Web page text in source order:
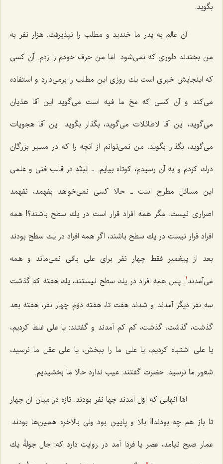
بگوید.
آن عالم به پدر ما خندید و مطلب را نپذیرفت. هزار نفر به
من بخندند طوری كه نمی‌شود. امّا من حرف خودم را زدم. آن كسی
كه اینجایش خبری است یك روزی این مطلب را برمی‌دارد و استفاده
می‌كند و آن كسی كه مخ ما فیه است می‌گوید این آقا هذیان
می‌گوید، این آقا لاطائلات می‌گوید، بگذار بگوید. این آقا هجویات
می‌گوید، بگذار بگوید. من نمی‌توانم از آنچه را كه در مسیر بزرگان
درك كردم و به آن رسیدم، كوتاه بیایم. ـ البتّه در قالب فنی و علمی
این مسائل مطرح است ـ حالا كسی نمی‌خواهد بفهمد، نفهمد
اصراری نیست. مگر همه افراد قرار است در یك سطح باشند؟! همه
افراد قرار نیست در یك سطح باشند، اگر همه افراد در یك سطح بودند
بعد از پیغمبر فقط چهار نفر برای علی باقی نمی‌ماند و همه
می‌آمدند 1 . پس همه افراد در یك سطح نیستند، یك هفته كه گذشت
سه نفر دیگر آمدند و شدند هفت تا، هفته دوّم چهار نفر، هفته بعد
گذشت، گذشت، گذشت، كم كم آمدند و گفتند: یا علی غلط كردیم،
یا علی اشتباه كردیم، یا علی ما را ببخش، یا علی عقل ما نرسید،
شعور ما نرسید. حضرت گفتند: عیب ندارد حالا ما بخشیدیم.
امّا آنهایی كه اوّل آمدند چها نفر بودند. تازه در میان آن چهار
تا باز هم چه بودند!! بالا و پایین بود ولی بالاخره همین‌ها بودند.
عمار صبح نیامد، عصر یا فردا آمد در روایت دارد كه:جال جولةً یك